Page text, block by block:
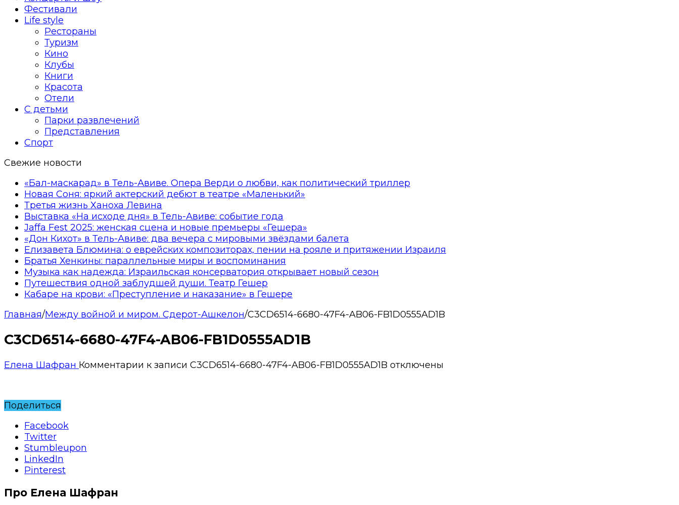
Фестивали
Life style
Рестораны
Туризм
Кино
Клубы
Книги
Красота
Отели
С детьми
Парки развлечений
Представления
Спорт
Свежие новости
«Бал-маскарад» в Тель-Авиве. Опера Верди о любви, как политический триллер
Новая Соня: яркий актерский дебют в театре «Маленький»
Третья жизнь Ханоха Левина
Выставка «На исходе дня» в Тель-Авиве: событие года
Jaffa Fest 2025: женская сцена и новые премьеры «Гешера»
«Дон Кихот» в Тель-Авиве: два вечера с мировыми звёздами балета
Елизавета Блюмина: о еврейских композиторах, пении на рояле и притяжении Израиля
Братья Хенкины: параллельные миры и воспоминания
Музыка как надежда: Израильская консерватория открывает новый сезон
Путешествия одной заблудшей души. Театр Гешер
Кабаре на крови: «Преступление и наказание» в Гешере
Главная/Между войной и миром. Сдерот-Ашкелон/C3CD6514-6680-47F4-AB06-FB1D0555AD1B
C3CD6514-6680-47F4-AB06-FB1D0555AD1B
Елена Шафран Комментарии к записи C3CD6514-6680-47F4-AB06-FB1D0555AD1B отключены
Поделиться
Facebook
Twitter
Stumbleupon
LinkedIn
Pinterest
Про Елена Шафран